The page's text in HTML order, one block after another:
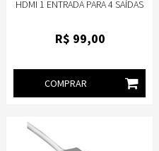
HDMI 1 ENTRADA PARA 4 SAÍDAS
CHSL0005
R$ 99,00
COMPRAR